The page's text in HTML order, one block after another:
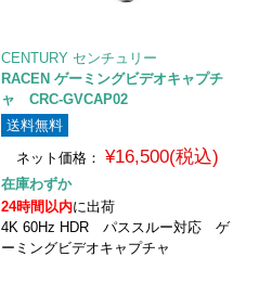
CENTURY センチュリー
RACEN ゲーミングビデオキャプチ
ャ CRC-GVCAP02
送料無料
ネット価格：
¥16,500(税込)
在庫わずか
24時間以内に出荷
4K 60Hz HDR パススルー対応 ゲ
ーミングビデオキャプチャ